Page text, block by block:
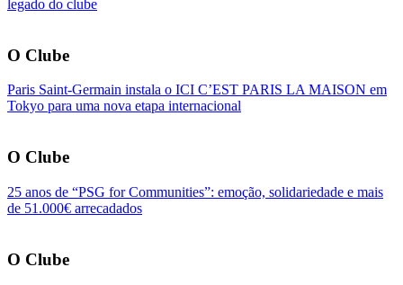
legado do clube
O Clube
Paris Saint-Germain instala o ICI C’EST PARIS LA MAISON em
Tokyo para uma nova etapa internacional
O Clube
25 anos de “PSG for Communities”: emoção, solidariedade e mais
de 51.000€ arrecadados
O Clube